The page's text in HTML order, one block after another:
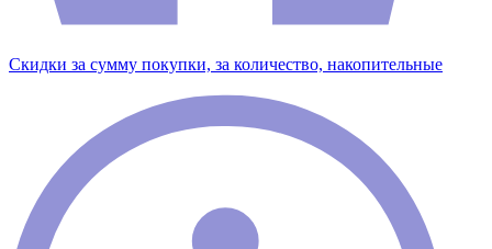
Скидки за сумму покупки, за количество, накопительные